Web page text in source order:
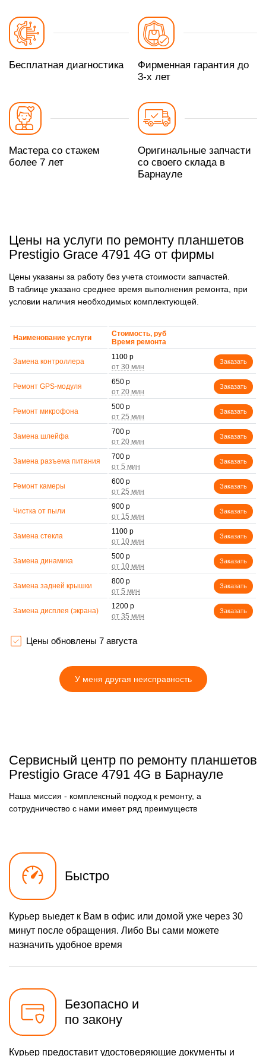
Бесплатная диагностика
Фирменная гарантия до
3-х лет
Мастера со стажем
более 7 лет
Оригинальные запчасти
со своего склада в
Барнауле
Цены на услуги по ремонту планшетов
Prestigio Grace 4791 4G от фирмы
Цены указаны за работу без учета стоимости запчастей.
В таблице указано среднее время выполнения ремонта, при
условии наличия необходимых комплектующей.
Наименование услуги
Стоимость, руб
Время ремонта
Замена контроллера
1100 р
Заказать
Ремонт GPS-модуля
650 р
Заказать
Ремонт микрофона
500 р
Заказать
Замена шлейфа
700 р
Заказать
Замена разъема питания
700 р
Заказать
Ремонт камеры
600 р
Заказать
Чистка от пыли
900 р
Заказать
Замена стекла
1100 р
Заказать
Замена динамика
500 р
Заказать
Замена задней крышки
800 р
Заказать
Замена дисплея (экрана)
1200 р
Заказать
Замена корпуса
Замена платы управления
(мат.платы, мейн платы)
1200 р
Цены обновлены 7 августа
У меня другая неисправность
Сервисный центр по ремонту планшетов
Prestigio Grace 4791 4G в Барнауле
Наша миссия - комплексный подход к ремонту, а
сотрудничество с нами имеет ряд преимуществ
Быстро
Курьер выедет к Вам в офис или домой уже через 30
минут после обращения. Либо Вы сами можете
назначить удобное время
Безопасно и
по закону
Курьер предоставит удостоверяющие документы и